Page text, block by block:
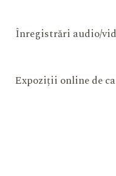
Înregistrări audio/
Expoziții online de